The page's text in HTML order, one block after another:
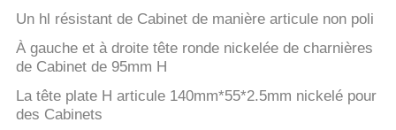
Un hl résistant de Cabinet de manière articule non poli
À gauche et à droite tête ronde nickelée de charnières
de Cabinet de 95mm H
La tête plate H articule 140mm*55*2.5mm nickelé pour
des Cabinets